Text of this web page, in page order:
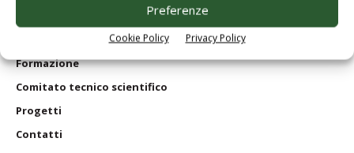
Preferenze
Cookie Policy Privacy Policy
Formazione
Comitato tecnico scientifico
Progetti
Contatti